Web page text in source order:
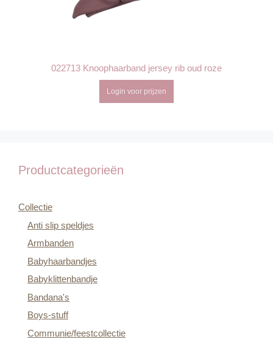
022713 Knoophaarband jersey rib oud roze
Login voor prijzen
Productcategorieën
Collectie
Anti slip speldjes
Armbanden
Babyhaarbandjes
Babyklittenbandje
Bandana's
Boys-stuff
Communie/feestcollectie